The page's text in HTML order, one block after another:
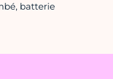
batterie